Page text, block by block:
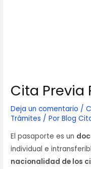
Cita Previa
Deja un comentario /
Trámites / PorBlog
El pasaporte es un
individual e
nacionalidad de los